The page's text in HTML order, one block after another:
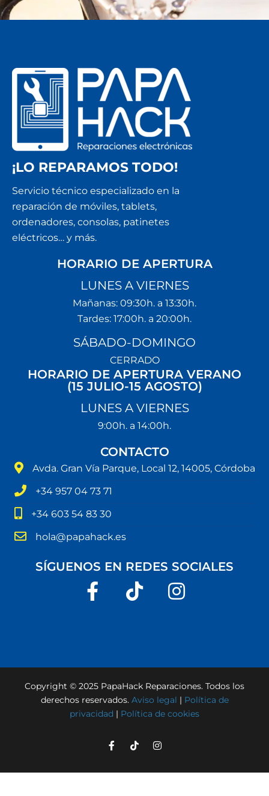
¡LO REPARAMOS TODO!
Servicio técnico especializado en la
reparación de móviles, tablets,
ordenadores, consolas, patinetes
eléctricos… y más.
HORARIO DE APERTURA
LUNES A VIERNES
Mañanas: 09:30h. a 13:30h.
Tardes: 17:00h. a 20:00h.
SÁBADO-DOMINGO
CERRADO
HORARIO DE APERTURA VERANO
(15 JULIO-15 AGOSTO)
LUNES A VIERNES
9:00h. a 14:00h.
CONTACTO
Avda. Gran Vía Parque, Local 12, 14005, Córdoba
+34 957 04 73 71
+34 603 54 83 30
hola@papahack.es
SÍGUENOS EN REDES SOCIALES
Copyright © 2025 PapaHack Reparaciones. Todos los
derechos reservados. Aviso legal | Política de
privacidad | Política de cookies